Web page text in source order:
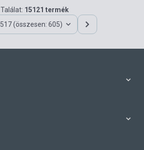
Találat: 15121 termék
517 (összesen: 605)